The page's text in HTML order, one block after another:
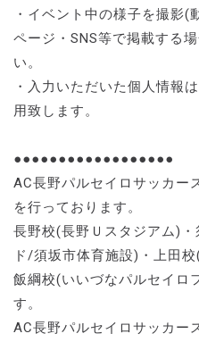
・イベント中の様子を撮影(
ページ・SNS等で掲載する
い。
・入力いただいた個人情報
用致します。
●●●●●●●●●●●●●●●●●●
AC長野パルセイロサッカー
を行っております。
長野校(長野Ｕスタジアム)
ド/須坂市体育施設)・上田
飯綱校(いいづなパルセイロ
す。
AC長野パルセイロサッカー